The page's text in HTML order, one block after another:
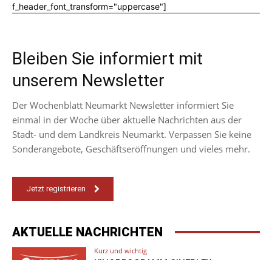
f_header_font_transform="uppercase"]
Bleiben Sie informiert mit
unserem Newsletter
Der Wochenblatt Neumarkt Newsletter informiert Sie
einmal in der Woche über aktuelle Nachrichten aus der
Stadt- und dem Landkreis Neumarkt. Verpassen Sie keine
Sonderangebote, Geschäftseröffnungen und vieles mehr.
Jetzt registrieren
AKTUELLE NACHRICHTEN
Kurz und wichtig